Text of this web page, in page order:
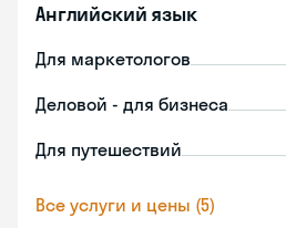
Английский язык
Для маркетологов
Деловой - для бизнеса
Для путешествий
Все услуги и цены (5)